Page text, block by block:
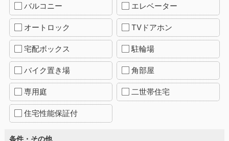
バルコニー エレベーター
オートロック TVドアホン
宅配ボックス 駐輪場
バイク置き場 角部屋
専用庭 二世帯住宅
住宅性能保証付
条件・その他